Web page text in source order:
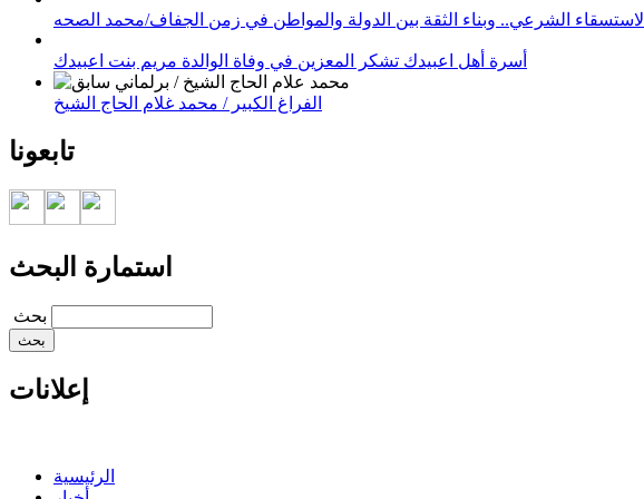
الاستسقاء الشرعي.. وبناء الثقة بين الدولة والمواطن في زمن الجفاف/محمد الصحه
أسرة أهل اعبيدك تشكر المعزين في وفاة الوالدة مريم بنت اعبيدك
الفراغ الكبير / محمد غلام الحاج الشيخ
تابعونا
استمارة البحث
‏بحث ‏
إعلانات
الرئيسية